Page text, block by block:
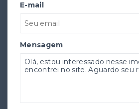
E-mail
Mensagem